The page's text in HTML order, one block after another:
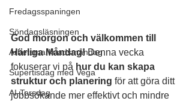
Fredagsspaningen
Söndagsläsningen
Arbetsmarknadsmåndag
Supertisdag med Vega
AI-Torsdag
God morgon och välkommen till
Härliga Måndag! Denna vecka
fokuserar vi på hur du kan skapa
struktur och planering för att göra ditt
jobbsökande mer effektivt och mindre